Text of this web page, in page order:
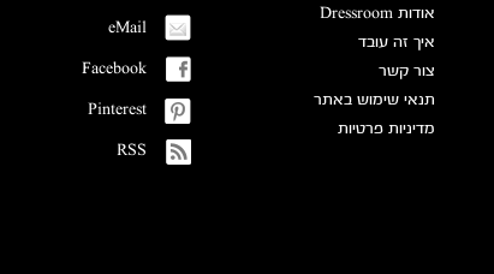
אודות Dressroom
איך זה עובד
צור קשר
תנאי שימוש באתר
מדיניות פרטיות
eMail
Facebook
Pinterest
RSS